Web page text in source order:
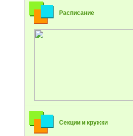
Расписание
Секции и кружки